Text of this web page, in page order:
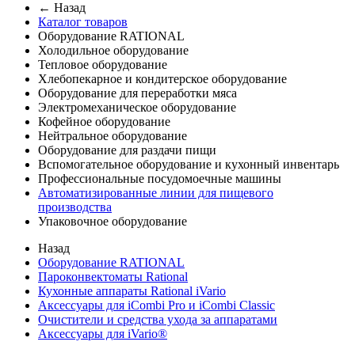
← Назад
Каталог товаров
Оборудование RATIONAL
Холодильное оборудование
Тепловое оборудование
Хлебопекарное и кондитерское оборудование
Оборудование для переработки мяса
Электромеханическое оборудование
Кофейное оборудование
Нейтральное оборудование
Оборудование для раздачи пищи
Вспомогательное оборудование и кухонный инвентарь
Профессиональные посудомоечные машины
Автоматизированные линии для пищевого
производства
Упаковочное оборудование
Назад
Оборудование RATIONAL
Пароконвектоматы Rational
Кухонные аппараты Rational iVario
Аксессуары для iCombi Pro и iCombi Classic
Очистители и средства ухода за аппаратами
Аксессуары для iVario®